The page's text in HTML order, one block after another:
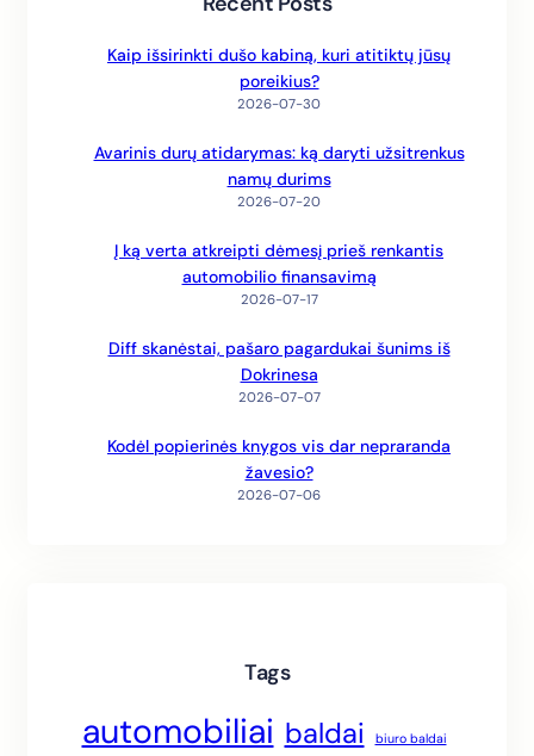
Kaip išsirinkti dušo kabiną, kuri atitiktų jūsų
poreikius?
2026-07-30
Avarinis durų atidarymas: ką daryti užsitrenkus
namų durims
2026-07-20
Į ką verta atkreipti dėmesį prieš renkantis
automobilio finansavimą
2026-07-17
Diff skanėstai, pašaro pagardukai šunims iš
Dokrinesa
2026-07-07
Kodėl popierinės knygos vis dar nepraranda
žavesio?
2026-07-06
Tags
automobiliai baldai biuro baldai